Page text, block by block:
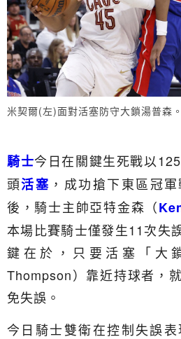
米契爾(左)面對活塞防守大鎖湯普森
騎士今日在關鍵生死戰以
頭活塞 ，成功搶下東區冠
後，騎士主帥亞特金森（
本場比賽騎士僅發生11次失
鍵在於，只要活塞「大
Thompson）靠近持球者，
免失誤。
今日騎士雙衛在控制失誤